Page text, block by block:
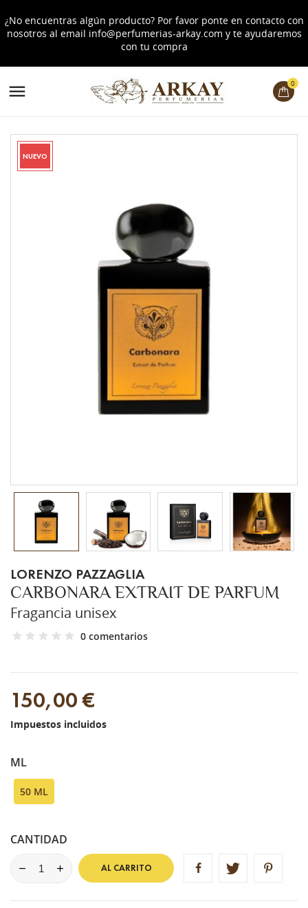
¿No encuentras algún producto? Por favor ponte en contacto con
nosotros al email info@perfumerias-arkay.com y te ayudaremos
con tu compra
 0
NUEVO
LORENZO PAZZAGLIA
CARBONARA EXTRAIT DE PARFUM
Fragancia unisex
0 comentarios
150,00 €
Impuestos incluidos
ML
50 ML
CANTIDAD
AL CARRITO